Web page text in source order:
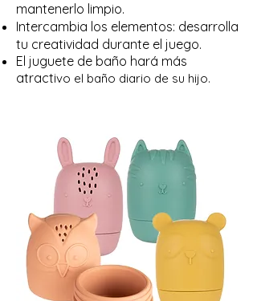
mantenerlo limpio.
Intercambia los elementos: desarrolla
tu creatividad durante el juego.
El juguete de baño hará más
atractivo el baño diario de su hijo.